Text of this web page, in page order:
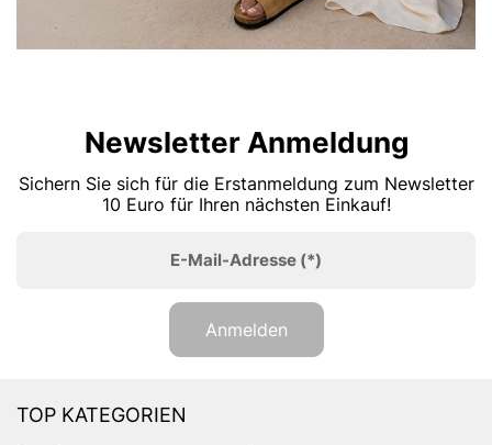
Newsletter Anmeldung
Sichern Sie sich für die Erstanmeldung zum Newsletter
10 Euro für Ihren nächsten Einkauf!
E-Mail-Adresse (*)
Anmelden
TOP KATEGORIEN